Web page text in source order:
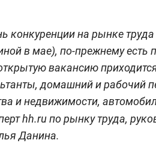
конкуренции на рынке труда
в мае), по-прежнему есть
вакансию
домашний и рабочий
и недвижимости,
hh.ru по рынку труда,
Данина.